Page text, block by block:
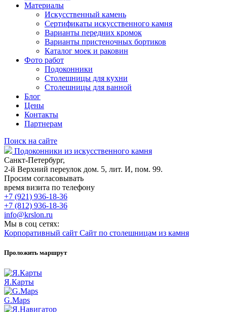
Материалы
Искусственный камень
Сертификаты искусственного камня
Варианты передних кромок
Варианты пристеночных бортиков
Каталог моек и раковин
Фото работ
Подоконники
Столешницы для кухни
Столешницы для ванной
Блог
Цены
Контакты
Партнерам
Поиск на сайте
Подоконники из искусственного камня
Санкт-Петербург,
2-й Верхний переулок дом. 5, лит. И, пом. 99.
Просим согласовывать
время визита по телефону
+7 (921) 936-18-36
+7 (812) 936-18-36
info@krslon.ru
Мы в соц сетях:
Корпоративный сайт Сайт по столешницам из камня
Проложить маршрут
Я.Карты
G.Maps